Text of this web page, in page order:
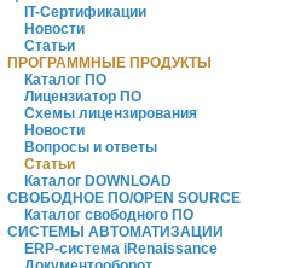
IT-Сертификации
Новости
Статьи
ПРОГРАММНЫЕ ПРОДУКТЫ
Каталог ПО
Лицензиатор ПО
Схемы лицензирования
Новости
Вопросы и ответы
Статьи
Каталог DOWNLOAD
СВОБОДНОЕ ПО/OPEN SOURCE
Каталог свободного ПО
СИСТЕМЫ АВТОМАТИЗАЦИИ
ERP-система iRenaissance